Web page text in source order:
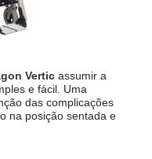
Vertic assumir a
e fácil. Uma
das complicações
na posição sentada e